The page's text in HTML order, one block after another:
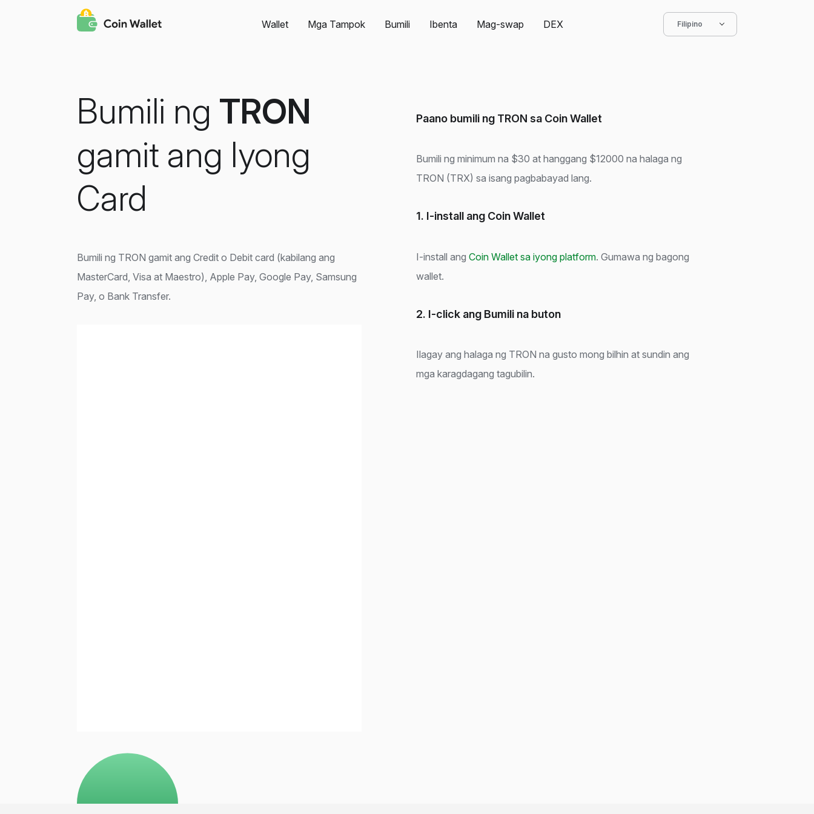
Wallet Mga Tampok Bumili Ibenta Mag-swap DEX Filipino
Bumili ng TRON
gamit ang Iyong
Card
Bumili ng TRON gamit ang Credit o Debit card (kabilang ang
MasterCard, Visa at Maestro), Apple Pay, Google Pay, Samsung
Pay, o Bank Transfer.
Paano bumili ng TRON sa Coin Wallet
Bumili ng minimum na $30 at hanggang $12000 na halaga ng
TRON (TRX) sa isang pagbabayad lang.
1. I-install ang Coin Wallet
I-install ang Coin Wallet sa iyong platform. Gumawa ng bagong
wallet.
2. I-click ang Bumili na buton
Ilagay ang halaga ng TRON na gusto mong bilhin at sundin ang
mga karagdagang tagubilin.